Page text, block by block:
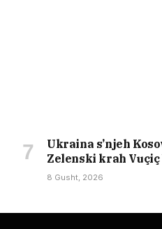
Ukraina s’njeh
Zelenski krah Vuçiç
8 Gusht, 2026